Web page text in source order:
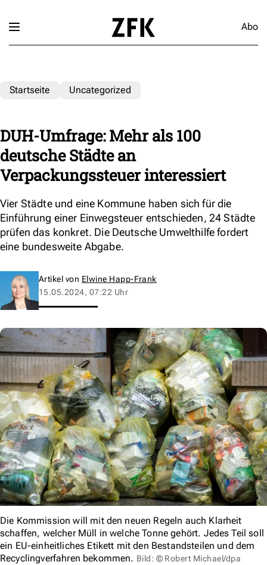
Abo
Startseite Uncategorized
DUH-Umfrage: Mehr als 100
deutsche Städte an
Verpackungssteuer interessiert
Vier Städte und eine Kommune haben sich für die
Einführung einer Einwegsteuer entschieden, 24 Städte
prüfen das konkret. Die Deutsche Umwelthilfe fordert
eine bundesweite Abgabe.
Artikel von Elwine Happ-Frank
15.05.2024, 07:22 Uhr
Die Kommission will mit den neuen Regeln auch Klarheit
schaffen, welcher Müll in welche Tonne gehört. Jedes Teil soll
ein EU-einheitliches Etikett mit den Bestandsteilen und dem
Recyclingverfahren bekommen. Bild: © Robert Michael/dpa